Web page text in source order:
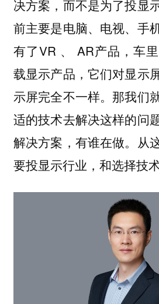
决方案，而不是为了投显
前主要是电脑、电视、手
有了VR 、 AR产品，车
载显示产品，它们对显示
示屏完全不一样。那我们
适的技术去解决这样的问
解决方案，有谁在做。从
要投显示行业，和选择技术